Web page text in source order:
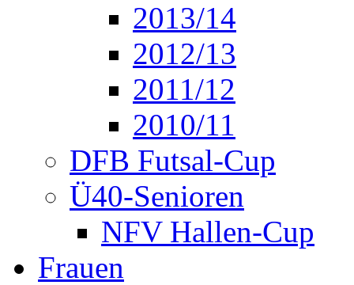
2013/14
2012/13
2011/12
2010/11
DFB Futsal-Cup
Ü40-Senioren
NFV Hallen-Cup
Frauen